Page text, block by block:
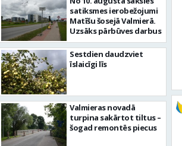
satiksmes ierobežojumi
Matīšu šosejā Valmierā.
Uzsāks pārbūves darbus
Sestdien daudzviet
īslaicīgi līs
Valmieras novadā
turpina sakārtot tiltus –
šogad remontēs piecus